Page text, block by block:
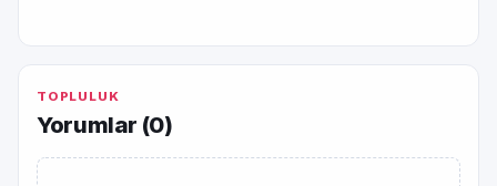
TOPLULUK
Yorumlar (0)